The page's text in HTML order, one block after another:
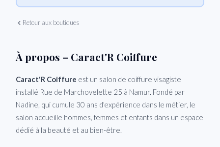
Retour aux boutiques
À propos – Caract'R Coiffure
Caract'R Coiffure est un salon de coiffure visagiste
installé Rue de Marchovelette 25 à Namur. Fondé par
Nadine, qui cumule 30 ans d'expérience dans le métier, le
salon accueille hommes, femmes et enfants dans un espace
dédié à la beauté et au bien-être.